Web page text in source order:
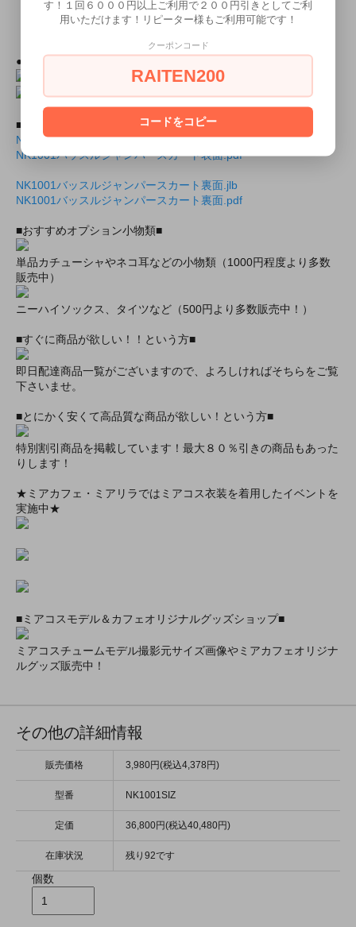
ミアカフェ・ミアリラ＆フォト東京店共通
●上記モデルの撮影随時受付中！
■商品封入用画像■
NK1001バッスルジャンパースカート表面.jlb
NK1001バッスルジャンパースカート表面.pdf
NK1001バッスルジャンパースカート裏面.jlb
NK1001バッスルジャンパースカート裏面.pdf
■おすすめオプション小物類■
単品カチューシャやネコ耳などの小物類（1000円程度より多数
販売中）
ニーハイソックス、タイツなど（500円より多数販売中！）
■すぐに商品が欲しい！！という方■
即日配達商品一覧がございますので、よろしければそちらをご覧
下さいませ。
■とにかく安くて高品質な商品が欲しい！という方■
特別割引商品を掲載しています！最大８０％引きの商品もあった
りします！
★ミアカフェ・ミアリラではミアコス衣装を着用したイベントを
実施中★
■ミアコスモデル＆カフェオリジナルグッズショップ■
ミアコスチュームモデル撮影元サイズ画像やミアカフェオリジナ
ルグッズ販売中！
その他の詳細情報
販売価格 3,980円(税込4,378円)
型番 NK1001SIZ
定価 36,800円(税込40,480円)
在庫状況 残り92です
個数
す！１回６０００円以上ご利用で２００円引きとしてご利
用いただけます！リピーター様もご利用可能です！
クーポンコード
RAITEN200
コードをコピー